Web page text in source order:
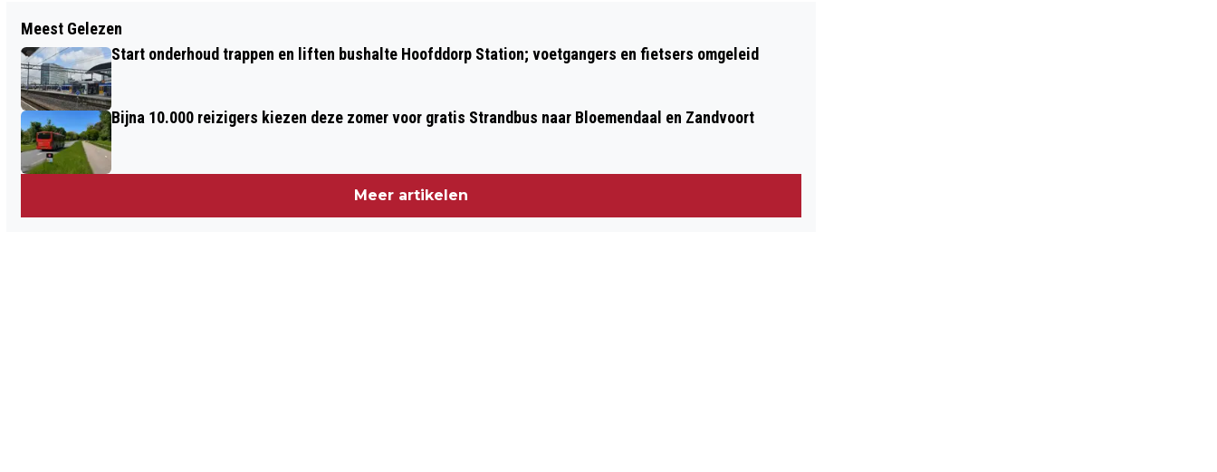
RECORDOPBRENGST
11STRANDENTOCHT: RUIM HALF
MILJOEN EURO VOOR DE
HARTSTICHTING
TIJDENS JAARLIJKSE HERDENKING OP
Meest Gelezen
Start onderhoud trappen en liften bushalte Hoofddorp Station; voetgangers en fietsers omgeleid
Bijna 10.000 reizigers kiezen deze zomer voor gratis Strandbus naar Bloemendaal en Zandvoort
Meer artikelen